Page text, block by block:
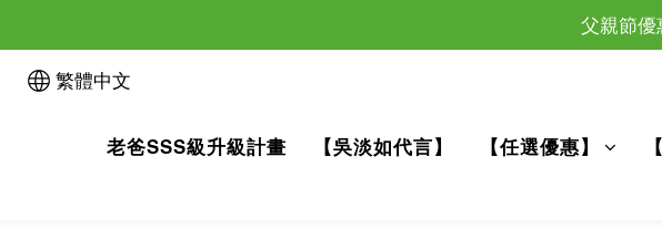
父親節優
父親節優
父親節
繁體中文
老爸SSS級升級計畫 【吳淡如代言】 【任選優惠】